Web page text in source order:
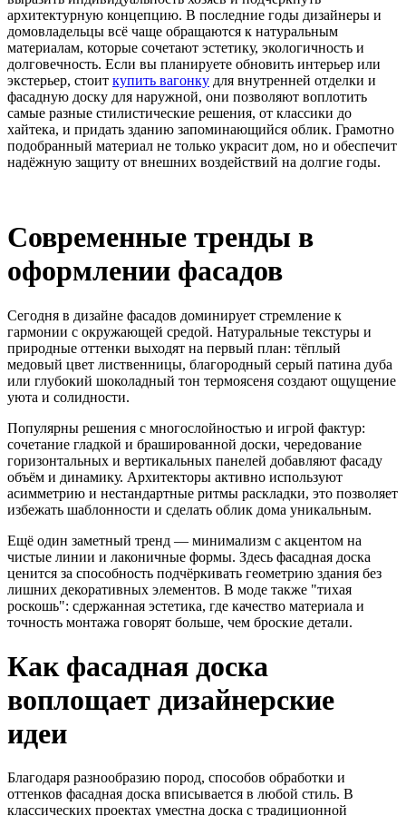
архитектурную концепцию. В последние годы дизайнеры и
домовладельцы всё чаще обращаются к натуральным
материалам, которые сочетают эстетику, экологичность и
долговечность. Если вы планируете обновить интерьер или
экстерьер, стоит купить вагонку для внутренней отделки и
фасадную доску для наружной, они позволяют воплотить
самые разные стилистические решения, от классики до
хайтека, и придать зданию запоминающийся облик. Грамотно
подобранный материал не только украсит дом, но и обеспечит
надёжную защиту от внешних воздействий на долгие годы.
Современные тренды в
оформлении фасадов
Сегодня в дизайне фасадов доминирует стремление к
гармонии с окружающей средой. Натуральные текстуры и
природные оттенки выходят на первый план: тёплый
медовый цвет лиственницы, благородный серый патина дуба
или глубокий шоколадный тон термоясеня создают ощущение
уюта и солидности.
Популярны решения с многослойностью и игрой фактур:
сочетание гладкой и брашированной доски, чередование
горизонтальных и вертикальных панелей добавляют фасаду
объём и динамику. Архитекторы активно используют
асимметрию и нестандартные ритмы раскладки, это позволяет
избежать шаблонности и сделать облик дома уникальным.
Ещё один заметный тренд — минимализм с акцентом на
чистые линии и лаконичные формы. Здесь фасадная доска
ценится за способность подчёркивать геометрию здания без
лишних декоративных элементов. В моде также "тихая
роскошь": сдержанная эстетика, где качество материала и
точность монтажа говорят больше, чем броские детали.
Как фасадная доска
воплощает дизайнерские
идеи
Благодаря разнообразию пород, способов обработки и
оттенков фасадная доска вписывается в любой стиль. В
классических проектах уместна доска с традиционной